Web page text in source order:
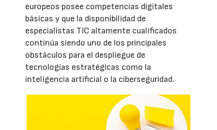
europeos posee competencias digitales
básicas y que la disponibilidad de
especialistas TIC altamente cualificados
continúa siendo uno de los principales
obstáculos para el despliegue de
tecnologías estratégicas como la
inteligencia artificial o la ciberseguridad.